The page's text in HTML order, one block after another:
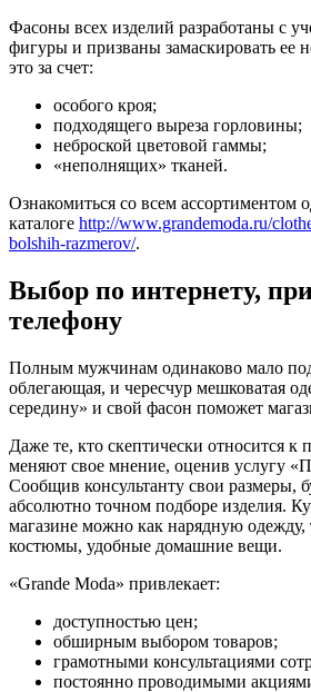
Фасоны всех изделий разработаны с
фигуры и призваны замаскировать ее
это за счет:
особого кроя;
подходящего выреза горловины;
неброской цветовой гаммы;
«неполнящих» тканей.
Ознакомиться со всем ассортиментом
каталоге http://www.grandemoda.ru/
bolshih-razmerov/.
Выбор по интернету,
телефону
Полным мужчинам одинаково мало
облегающая, и чересчур мешковатая
середину» и свой фасон поможет
Даже те, кто скептически относится к
меняют свое мнение, оценив услугу
Сообщив консультанту свои размеры,
абсолютно точном подборе изделия.
магазине можно как нарядную одежду,
костюмы, удобные домашние вещи.
«Grande Moda» привлекает:
доступностью цен;
обширным выбором товаров;
грамотными консультациями
постоянно проводимыми